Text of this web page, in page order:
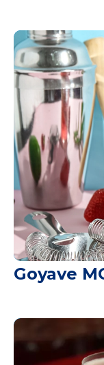
Goyave